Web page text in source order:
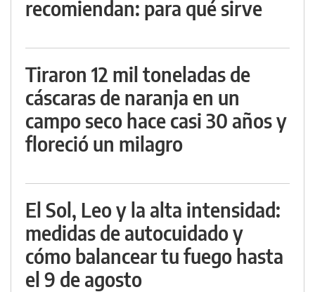
recomiendan: para qué sirve
Tiraron 12 mil toneladas de
cáscaras de naranja en un
campo seco hace casi 30 años y
floreció un milagro
El Sol, Leo y la alta intensidad:
medidas de autocuidado y
cómo balancear tu fuego hasta
el 9 de agosto